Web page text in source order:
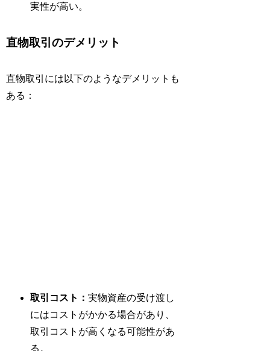
実性が高い。
直物取引のデメリット
直物取引には以下のようなデメリットも
ある：
取引コスト：実物資産の受け渡し
にはコストがかかる場合があり、
取引コストが高くなる可能性があ
る。